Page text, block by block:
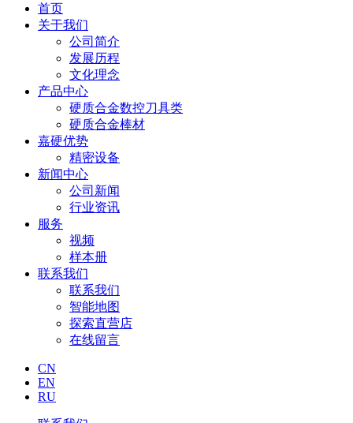
首页
关于我们
公司简介
发展历程
文化理念
产品中心
硬质合金数控刀具类
硬质合金棒材
嘉硬优势
精密设备
新闻中心
公司新闻
行业资讯
服务
视频
样本册
联系我们
联系我们
智能地图
探索直营店
在线留言
CN
EN
RU